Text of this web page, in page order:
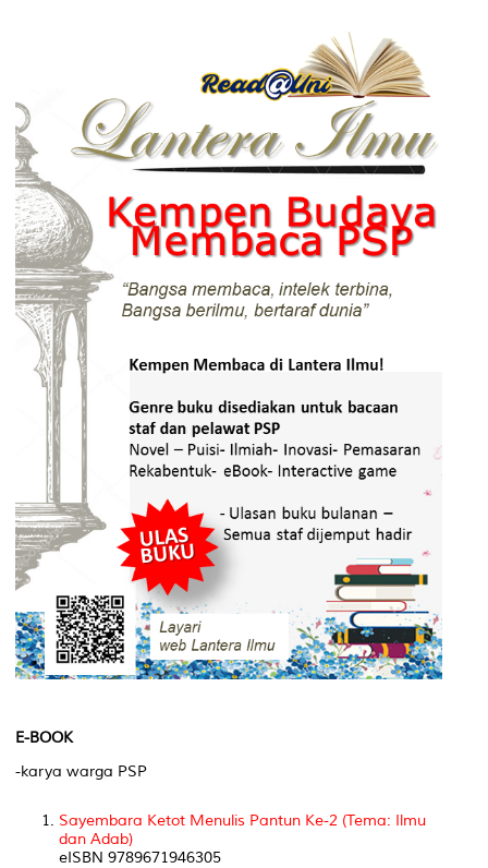
E-BOOK
-karya warga PSP
Sayembara Ketot Menulis Pantun Ke-2 (Tema: Ilmu
dan Adab)
eISBN 9789671946305